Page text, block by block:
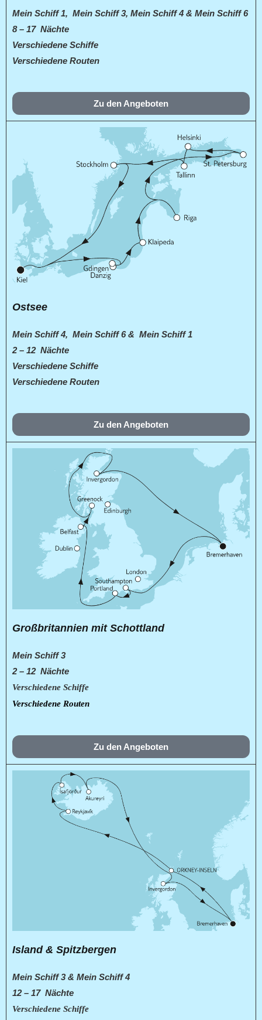
Mein Schiff 1, Mein Schiff 3, Mein Schiff 4 & Mein Schiff 6
8 – 17 Nächte
Verschiedene Schiffe
Verschiedene Routen
Zu den Angeboten
Ostsee
Mein Schiff 4, Mein Schiff 6 & Mein Schiff 1
2 – 12 Nächte
Verschiedene Schiffe
Verschiedene Routen
Zu den Angeboten
Großbritannien mit Schottland
Mein Schiff 3
2 – 12 Nächte
Verschiedene Schiffe
Verschiedene Routen
Zu den Angeboten
Island & Spitzbergen
Mein Schiff 3 & Mein Schiff 4
12 – 17 Nächte
Verschiedene Schiffe